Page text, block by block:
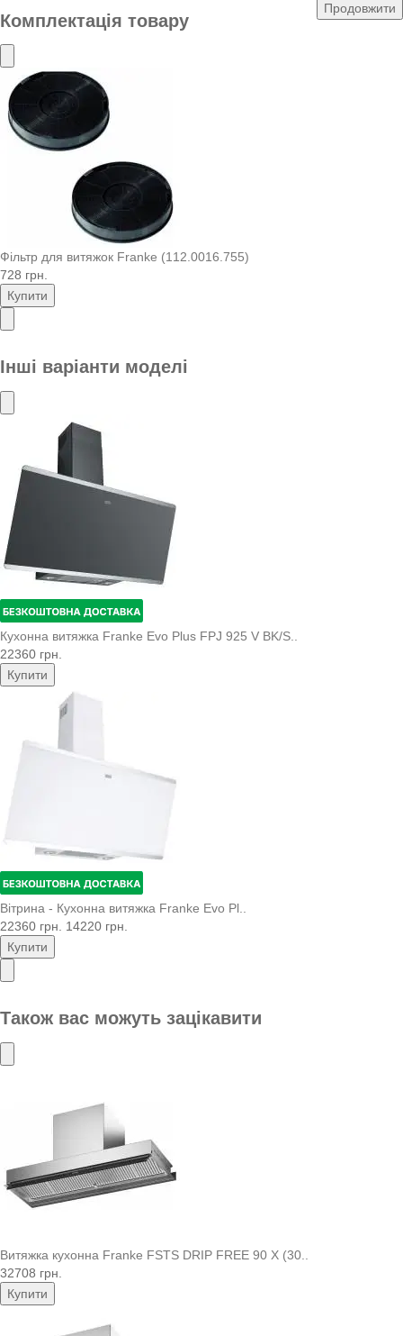
Продовжити
Комплектація товару
Фільтр для витяжок Franke (112.0016.755)
728 грн.
Купити
Інші варіанти моделі
Кухонна витяжка Franke Evo Plus FPJ 925 V BK/S..
22360 грн.
Купити
Вітрина - Кухонна витяжка Franke Evo Pl..
22360 грн.
14220 грн.
Купити
Також вас можуть зацікавити
Витяжка кухонна Franke FSTS DRIP FREE 90 X (30..
32708 грн.
Купити